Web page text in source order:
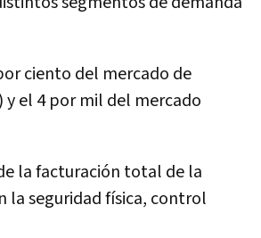
ciento del mercado de
y el 4 por mil del mercado
la facturación total de la
la seguridad física, control